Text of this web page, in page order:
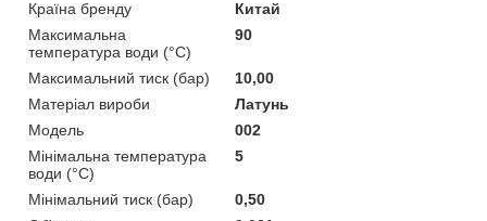
Країна бренду
Китай
Максимальна
температура води (°C)
90
Максимальний тиск (бар)
10,00
Матеріал вироби
Латунь
Мoдель
002
Мінімальна температура
води (°C)
5
Мінімальний тиск (бар)
0,50